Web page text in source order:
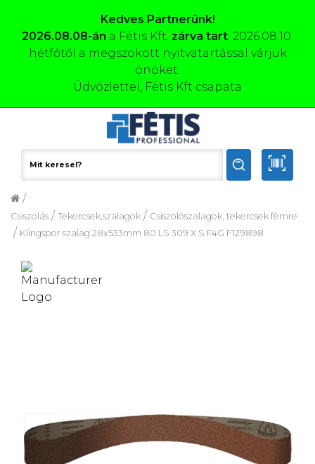
Kedves Partnerünk!
2026.08.08-án a Fétis Kft. zárva tart. 2026.08.10.
hétfőtől a megszokott nyitvatartással várjuk
önöket.
Üdvözlettel, Fétis Kft csapata
Klingspor szalag 28x533mm 80 LS 309 X S F4G F129898
/
Csiszolószalagok, tekercsek fémre
/
Tekercsek,szalagok
/
Csiszolás
/